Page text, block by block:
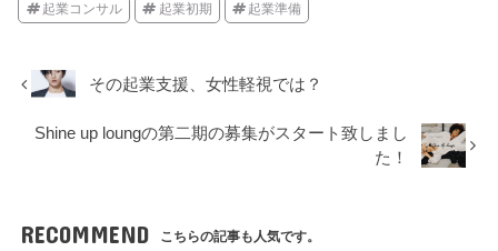
起業コンサル 起業初期 起業準備
その起業支援、女性軽視では？
Shine up loungの第二期の募集がスタート致しまし
た！
RECOMMEND こちらの記事も人気です。